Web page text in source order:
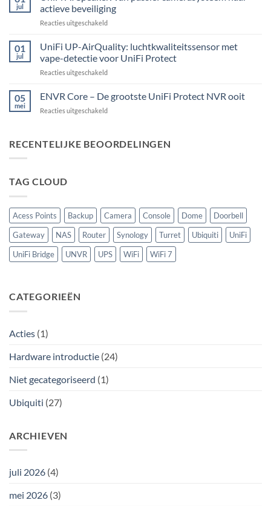
inbraaksensoren
G2:
de
eerste
hardware-
refresh
de
Video
Recorder
jul
actieve beveiliging
Reacties uitgeschakeldvoor
Speaker:
van
passief
naar
actieve
beveiliging
01
jul
UniFi UP-AirQuality: luchtkwaliteitssensor met
vape-detectie voor UniFi Protect
Reacties uitgeschakeldvoor
AirQuality:
luchtkwaliteitssensor
detectie
05
mei
ENVR Core – De grootste UniFi Protect NVR ooit
Reacties uitgeschakeldvoor
–
RECENTELIJKE BEOORDELINGEN
TAG CLOUD
Acess Points Backup Camera Console Dome
Doorbell
Gateway
NAS Router Synology Turret Ubiquiti
UniFi
UniFi Bridge
UNVR UPS WiFi WiFi 7
CATEGORIEËN
Acties (1)
Hardware introductie (24)
Niet gecategoriseerd (1)
Ubiquiti (27)
ARCHIEVEN
juli 2026 (4)
mei 2026 (3)